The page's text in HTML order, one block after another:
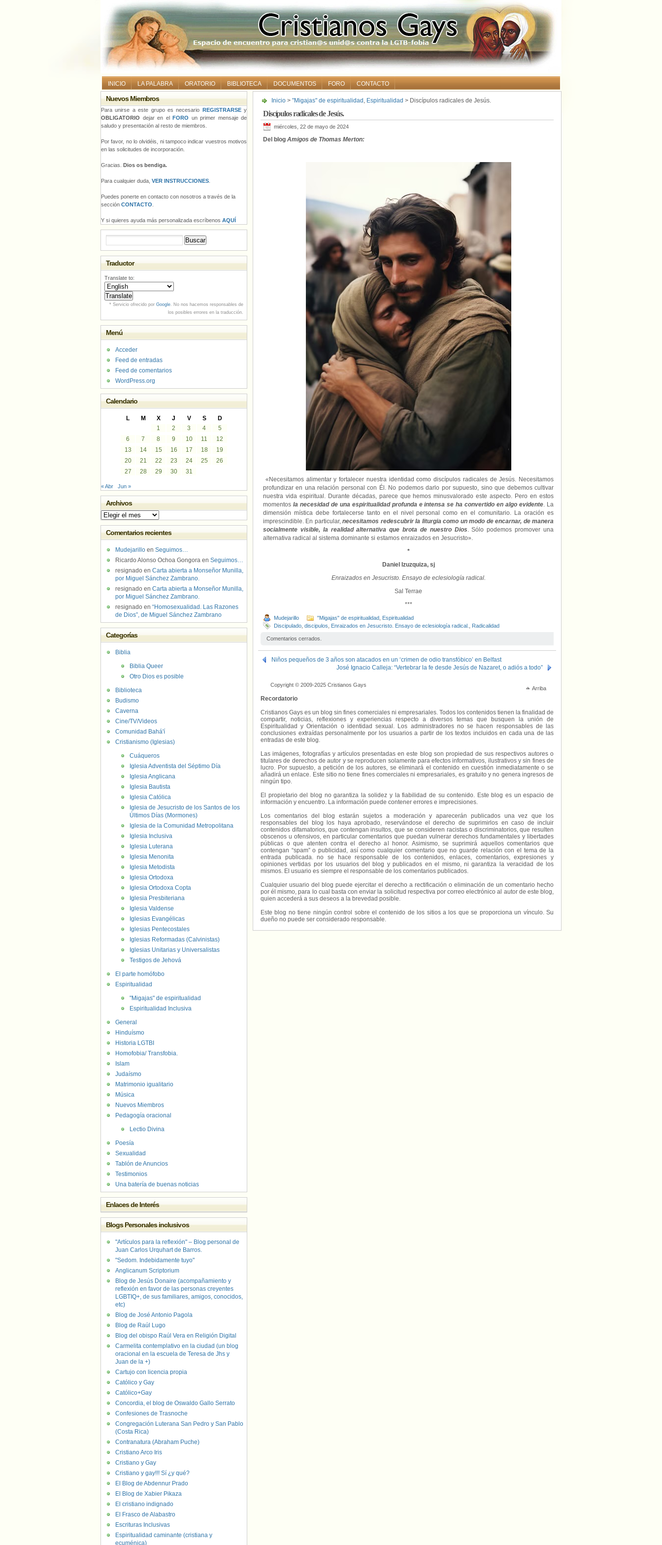
INICIO LA PALABRA ORATORIO BIBLIOTECA DOCUMENTOS FORO CONTACTO
Inicio > "Migajas" de espiritualidad , Espiritualidad > Discípulos radicales de Jesús.
Discípulos radicales de Jesús.
miércoles, 22 de mayo de 2024
Del blog Amigos de Thomas Merton:
«Necesitamos alimentar y fortalecer nuestra identidad como discípulos radicales de Jesús. Necesitamos
profundizar en una relación personal con Él. No podemos darlo por supuesto, sino que debemos cultivar
nuestra vida espiritual. Durante décadas, parece que hemos minusvalorado este aspecto. Pero en estos
momentos la necesidad de una espiritualidad profunda e intensa se ha convertido en algo evidente. La
dimensión mística debe fortalecerse tanto en el nivel personal como en el comunitario. La oración es
imprescindible. En particular,necesitamos redescubrir la liturgia como un modo de encarnar, de manera
socialmente visible, la realidad alternativa que brota de nuestro Dios. Sólo podemos promover una
alternativa radical al sistema dominante si estamos enraizados en Jesucristo».
*
Daniel Izuzquiza, sj
Enraizados en Jesucristo. Ensayo de eclesiología radical.
Sal Terrae
***
Mudejarillo "Migajas" de espiritualidad Espiritualidad
Discipulado discipulos Enraizados en Jesucristo. Ensayo de eclesiología radical. Radicalidad
Comentarios cerrados.
Niños pequeños de 3 años son atacados en un ‘crimen de odio transfóbico’ en Belfast
José Ignacio Calleja: “Vertebrar la fe desde Jesús de Nazaret, o adiós a todo”
Arriba
Copyright © 2009-2025 Cristianos Gays
Recordatorio
Cristianos Gays es un blog sin fines comerciales ni empresariales. Todos los contenidos tienen la finalidad de
compartir, noticias, reflexiones y experiencias respecto a diversos temas que busquen la unión de
Espiritualidad y Orientación o identidad sexual. Los administradores no se hacen responsables de las
conclusiones extraídas personalmente por los usuarios a partir de los textos incluidos en cada una de las
entradas de este blog.
Las imágenes, fotografías y artículos presentadas en este blog son propiedad de sus respectivos autores o
titulares de derechos de autor y se reproducen solamente para efectos informativos, ilustrativos y sin fines de
lucro. Por supuesto, a petición de los autores, se eliminará el contenido en cuestión inmediatamente o se
añadirá un enlace. Este sitio no tiene fines comerciales ni empresariales, es gratuito y no genera ingresos de
ningún tipo.
El propietario del blog no garantiza la solidez y la fiabilidad de su contenido. Este blog es un espacio de
información y encuentro. La información puede contener errores e imprecisiones.
Los comentarios del blog estarán sujetos a moderación y aparecerán publicados una vez que los
responsables del blog los haya aprobado, reservándose el derecho de suprimirlos en caso de incluir
contenidos difamatorios, que contengan insultos, que se consideren racistas o discriminatorios, que resulten
obscenos u ofensivos, en particular comentarios que puedan vulnerar derechos fundamentales y libertades
públicas o que atenten contra el derecho al honor. Asimismo, se suprimirá aquellos comentarios que
contengan “spam” o publicidad, así como cualquier comentario que no guarde relación con el tema de la
entrada publicada. no se hace responsable de los contenidos, enlaces, comentarios, expresiones y
opiniones vertidas por los usuarios del blog y publicados en el mismo, ni garantiza la veracidad de los
mismos. El usuario es siempre el responsable de los comentarios publicados.
Cualquier usuario del blog puede ejercitar el derecho a rectificación o eliminación de un comentario hecho
por él mismo, para lo cual basta con enviar la solicitud respectiva por correo electrónico al autor de este blog,
quien accederá a sus deseos a la brevedad posible.
Este blog no tiene ningún control sobre el contenido de los sitios a los que se proporciona un vínculo. Su
dueño no puede ser considerado responsable.
Nuevos Miembros
Para unirse a este grupo es necesario REGISTRARSEy
OBLIGATORIO dejar en el FORO un primer mensaje de
saludo y presentación al resto de miembros.
Por favor, no lo olvidéis, ni tampoco indicar vuestros motivos
en las solicitudes de incorporación.
Gracias. Dios os bendiga.
Para cualquier duda, VER INSTRUCCIONES
Puedes ponerte en contacto con nosotros a través de la
sección CONTACTO
Y si quieres ayuda más personalizada escríbenos AQUÍ
Traductor
Translate to:
* Servicio ofrecido por Google. No nos hacemos responsables de
los posibles errores en la traducción.
Menú
Acceder
Feed de entradas
Feed de comentarios
WordPress.org
Calendario
L M X J V S
D
1
2 3 4
5
6
7 8 9 10 11
12
13
14 15 16 17 18
19
20
21 22 23 24 25
26
27
28 29 30 31
« Abr Jun »
Archivos
Archivos
Comentarios recientes
Mudejarillo en Seguimos…
Ricardo Alonso Ochoa Gongora en Seguimos…
resignado en Carta abierta a Monseñor Munilla,
por Miguel Sánchez Zambrano.
resignado en Carta abierta a Monseñor Munilla,
por Miguel Sánchez Zambrano.
resignado en “Homosexualidad. Las Razones
de Dios”, de Miguel Sánchez Zambrano
Categorías
Biblia
Biblia Queer
Otro Dios es posible
Biblioteca
Budismo
Caverna
Cine/TV/Videos
Comunidad Bahá'í
Cristianismo (Iglesias)
Cuáqueros
Iglesia Adventista del Séptimo Día
Iglesia Anglicana
Iglesia Bautista
Iglesia Católica
Iglesia de Jesucristo de los Santos de los
Últimos Días (Mormones)
Iglesia de la Comunidad Metropolitana
Iglesia Inclusiva
Iglesia Luterana
Iglesia Menonita
Iglesia Metodista
Iglesia Ortodoxa
Iglesia Ortodoxa Copta
Iglesia Presbiteriana
Iglesia Valdense
Iglesias Evangélicas
Iglesias Pentecostales
Iglesias Reformadas (Calvinistas)
Iglesias Unitarias y Universalistas
Testigos de Jehová
El parte homófobo
Espiritualidad
"Migajas" de espiritualidad
Espiritualidad Inclusiva
General
Hinduísmo
Historia LGTBI
Homofobia/ Transfobia.
Islam
Judaísmo
Matrimonio igualitario
Música
Nuevos Miembros
Pedagogía oracional
Lectio Divina
Poesía
Sexualidad
Tablón de Anuncios
Testimonios
Una batería de buenas noticias
Enlaces de Interés
Blogs Personales inclusivos
"Artículos para la reflexión" – Blog personal de
Juan Carlos Urquhart de Barros.
"Sedom. Indebidamente tuyo"
Anglicanum Scriptorium
Blog de Jesús Donaire (acompañamiento y
reflexión en favor de las personas creyentes
LGBTIQ+, de sus familiares, amigos, conocidos,
etc)
Blog de José Antonio Pagola
Blog de Raúl Lugo
Blog del obispo Raúl Vera en Religión Digital
Carmelita contemplativo en la ciudad (un blog
oracional en la escuela de Teresa de Jhs y
Juan de la +)
Cartujo con licencia propia
Católico y Gay
Católico+Gay
Concordia, el blog de Oswaldo Gallo Serrato
Confesiones de Trasnoche
Congregación Luterana San Pedro y San Pablo
(Costa Rica)
Contranatura (Abraham Puche)
Cristiano Arco Iris
Cristiano y Gay
Cristiano y gay!!! Sí ¿y qué?
El Blog de Abdennur Prado
El Blog de Xabier Pikaza
El cristiano indignado
El Frasco de Alabastro
Escrituras Inclusivas
Espiritualidad caminante (cristiana y
ecuménica)